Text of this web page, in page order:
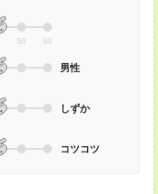
50 60
男性
しずか
コツコツ